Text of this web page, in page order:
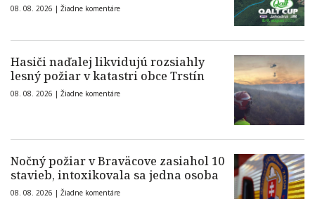
08. 08. 2026 | Žiadne komentáre
Hasiči naďalej likvidujú rozsiahly
lesný požiar v katastri obce Trstín
08. 08. 2026 | Žiadne komentáre
Nočný požiar v Braväcove zasiahol 10
stavieb, intoxikovala sa jedna osoba
08. 08. 2026 | Žiadne komentáre